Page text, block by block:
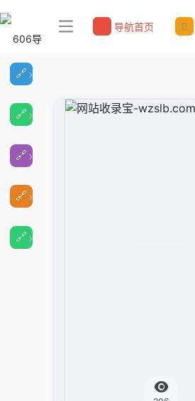
导航首页